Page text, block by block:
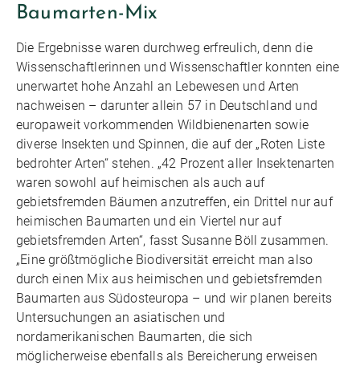
Baumarten-Mix
Die Ergebnisse waren durchweg erfreulich, denn die
Wissenschaftlerinnen und Wissenschaftler konnten eine
unerwartet hohe Anzahl an Lebewesen und Arten
nachweisen – darunter allein 57 in Deutschland und
europaweit vorkommenden Wildbienenarten sowie
diverse Insekten und Spinnen, die auf der „Roten Liste
bedrohter Arten“ stehen. „42 Prozent aller Insektenarten
waren sowohl auf heimischen als auch auf
gebietsfremden Bäumen anzutreffen, ein Drittel nur auf
heimischen Baumarten und ein Viertel nur auf
gebietsfremden Arten“, fasst Susanne Böll zusammen.
„Eine größtmögliche Biodiversität erreicht man also
durch einen Mix aus heimischen und gebietsfremden
Baumarten aus Südosteuropa – und wir planen bereits
Untersuchungen an asiatischen und
nordamerikanischen Baumarten, die sich
möglicherweise ebenfalls als Bereicherung erweisen